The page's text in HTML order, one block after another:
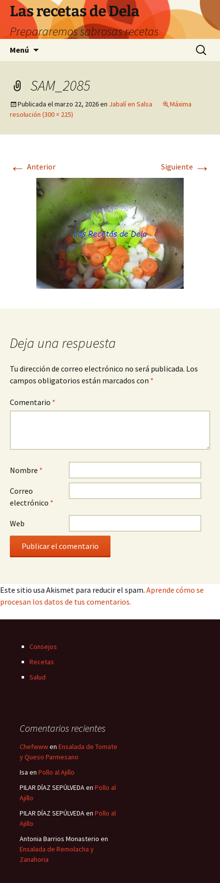
Saltar
contenido
Las recetas de Dela
Prepararemos sabrosas recetas
Menú Buscar:
SAM_2085
Publicada elmarzo 22, 2026en Jabalí en Salsa
Máxima
resolución (300 × 225)
← Anterior Siguiente →
Deja una respuesta
Tu dirección de correo electrónico no será publicada. Los
campos obligatorios están marcados con *
Comentario *
Nombre *
Correo
electrónico *
Web
Este sitio usa Akismet para reducir el spam. Aprende cómo se
procesan los datos de tus comentarios.
Consejos
Recetas
Salud
Comentarios recientes
Chefwwwen Ensalada de Tomate
y Queso Parmesano
Isa en Pollo al Ajillo
PILAR DÍAZ SEPÚLVEDAen Pollo al
Ajillo
PILAR DÍAZ SEPÚLVEDAen Pollo al
Ajillo
Antonia Barrios Monasterio en
Ensalada de Remolacha y
Zanahoria